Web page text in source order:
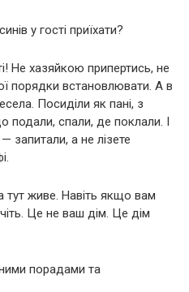
у гості приїхати?
Не хазяйкою припертись, не
порядки встановлювати. А в
Посиділи як пані, з
подали, спали, де поклали. І
запитали, а не лізете
тут живе. Навіть якщо вам
Це не ваш дім. Це дім
порадами та